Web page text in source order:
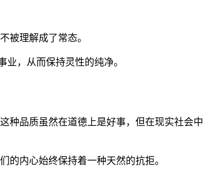
被理解成了常态。
，从而保持灵性的纯净。
种品质虽然在道德上是好事，但在现实社会中
内心始终保持着一种天然的抗拒。